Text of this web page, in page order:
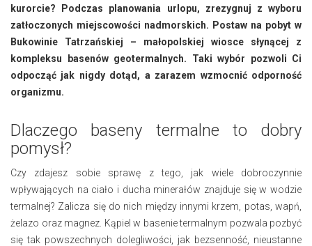
kurorcie? Podczas planowania urlopu, zrezygnuj z wyboru
zatłoczonych miejscowości nadmorskich. Postaw na pobyt w
Bukowinie Tatrzańskiej – małopolskiej wiosce słynącej z
kompleksu basenów geotermalnych. Taki wybór pozwoli Ci
odpocząć jak nigdy dotąd, a zarazem wzmocnić odporność
organizmu.
Dlaczego baseny termalne to dobry
pomysł?
Czy zdajesz sobie sprawę z tego, jak wiele dobroczynnie
wpływających na ciało i ducha minerałów znajduje się w wodzie
termalnej? Zalicza się do nich między innymi krzem, potas, wapń,
żelazo oraz magnez. Kąpiel w basenie termalnym pozwala pozbyć
się tak powszechnych dolegliwości, jak bezsenność, nieustanne